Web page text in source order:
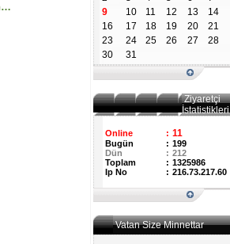
9
10 11 12 13 14
16
17 18 19 20 21
23
24 25 26 27 28
30
31
Ziyaretçi
İstatistikleri
Online : 11
Bugün : 199
Dün
: 212
Toplam
: 1325986
Ip No
: 216.73.217.60
Vatan Size Minnettar